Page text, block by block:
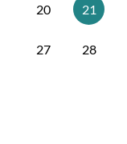
20 21
27 28